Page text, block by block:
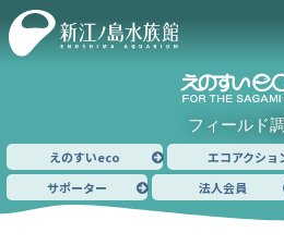
フィールド
えのすいeco エコアクショ
サポーター
法人会員